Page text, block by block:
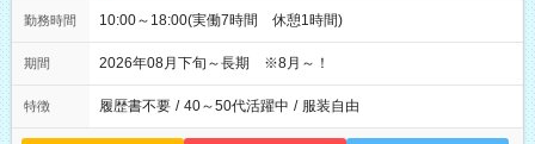
勤務時間 10:00～18:00(実働7時間 休憩1時間)
期間 2026年08月下旬～長期 ※8月～！
特徴 履歴書不要 / 40～50代活躍中 / 服装自由